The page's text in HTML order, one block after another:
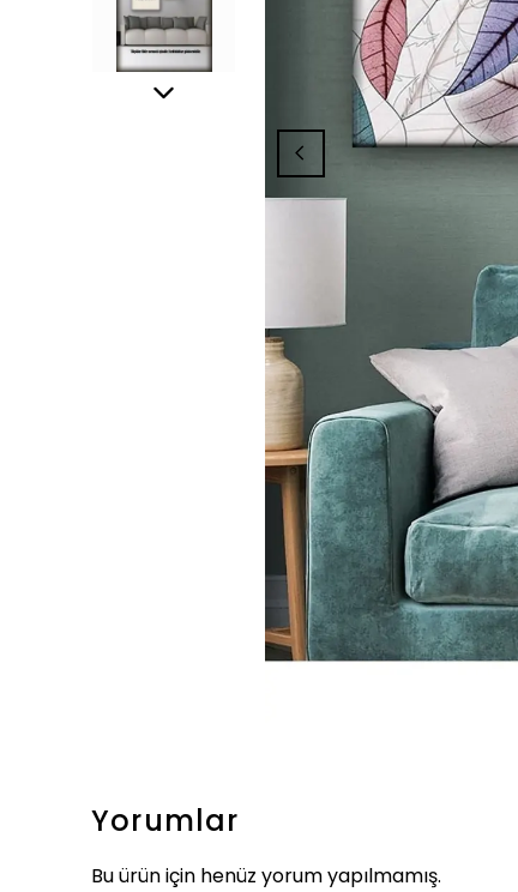
Yorumlar
Bu ürün için henüz yorum yapılmamış.